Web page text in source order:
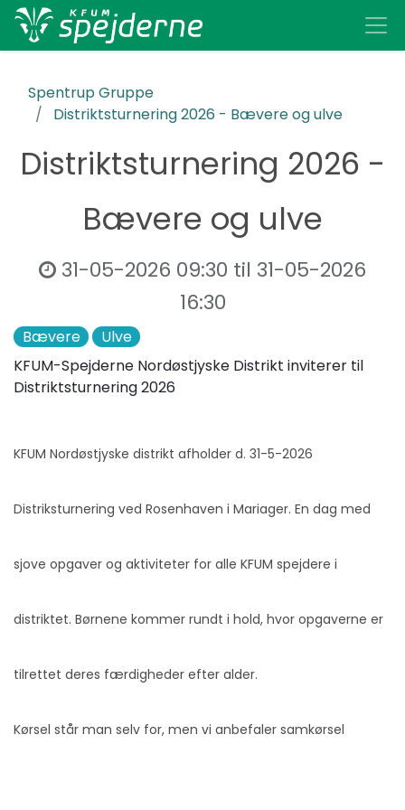
Spentrup Gruppe
Distriktsturnering 2026 - Bævere og ulve
Distriktsturnering 2026 -
Bævere og ulve
31-05-2026 09:30 til 31-05-2026
16:30
Bævere
Ulve
KFUM-Spejderne Nordøstjyske Distrikt inviterer til
Distriktsturnering 2026
KFUM Nordøstjyske distrikt afholder d. 31-5-2026
Distriksturnering ved Rosenhaven i Mariager. En dag med
sjove opgaver og aktiviteter for alle KFUM spejdere i
distriktet. Børnene kommer rundt i hold, hvor opgaverne er
tilrettet deres færdigheder efter alder.
Kørsel står man selv for, men vi anbefaler samkørsel